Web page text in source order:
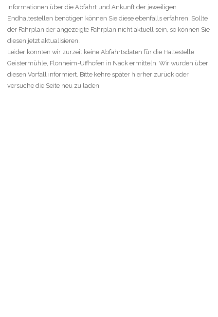
Informationen über die Abfahrt und Ankunft der jeweiligen
Endhaltestellen benötigen können Sie diese ebenfalls erfahren. Sollte
der Fahrplan der angezeigte Fahrplan nicht aktuell sein, so können Sie
diesen jetzt aktualisieren.
Leider konnten wir zurzeit keine Abfahrtsdaten für die Haltestelle
Geistermühle, Flonheim-Uffhofen in Nack ermitteln. Wir wurden über
diesen Vorfall informiert. Bitte kehre später hierher zurück oder
versuche die Seite neu zu laden.